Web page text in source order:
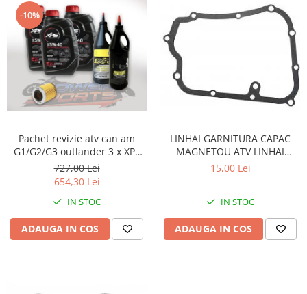
-10%
Pachet revizie atv can am
G1/G2/G3 outlander 3 x XPS
can am ulei 5w40 BRP, ULEI
GRUP FATA XPS 75W90, ULEI
GRUP SPATE SI CUTIE
75W140.FILTRU ULEI ORIGINAL
CAN AM
727,00 Lei
654,30 Lei
IN STOC
ADAUGA IN COS
LINHAI GARNITURA CAPAC
MAGNETOU ATV LINHAI
260/300/400 - 23617
15,00 Lei
IN STOC
ADAUGA IN COS